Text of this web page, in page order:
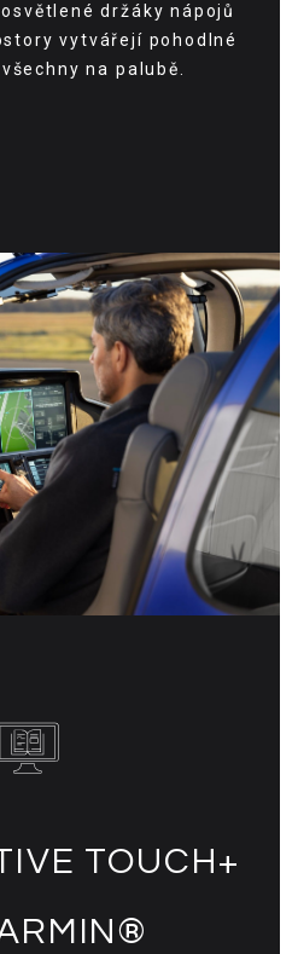
držáky nápojů
vytvářejí pohodlné
na palubě.
TOUCH+